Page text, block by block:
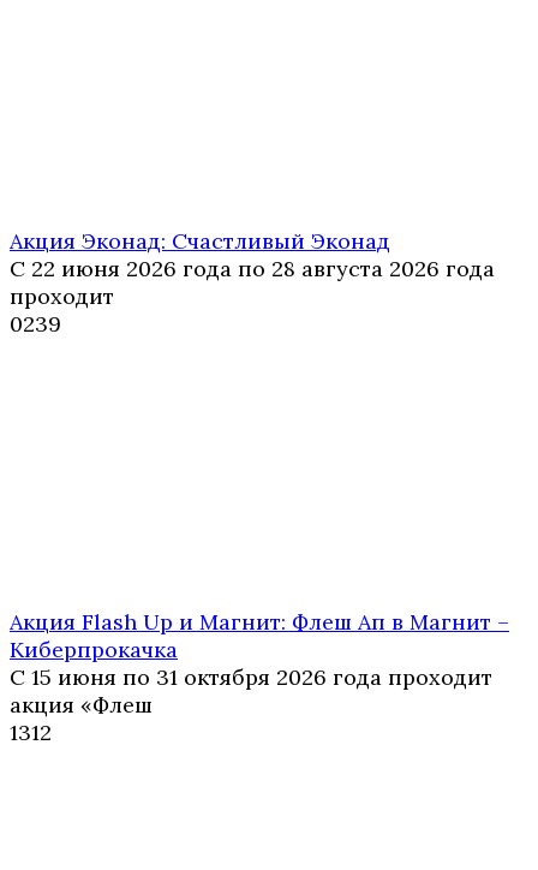
Акция Эконад: Счастливый Эконад
С 22 июня 2026 года по 28 августа 2026 года
проходит
0239
Акция Flash Up и Магнит: Флеш Ап в Магнит –
Киберпрокачка
С 15 июня по 31 октября 2026 года проходит
акция «Флеш
1312